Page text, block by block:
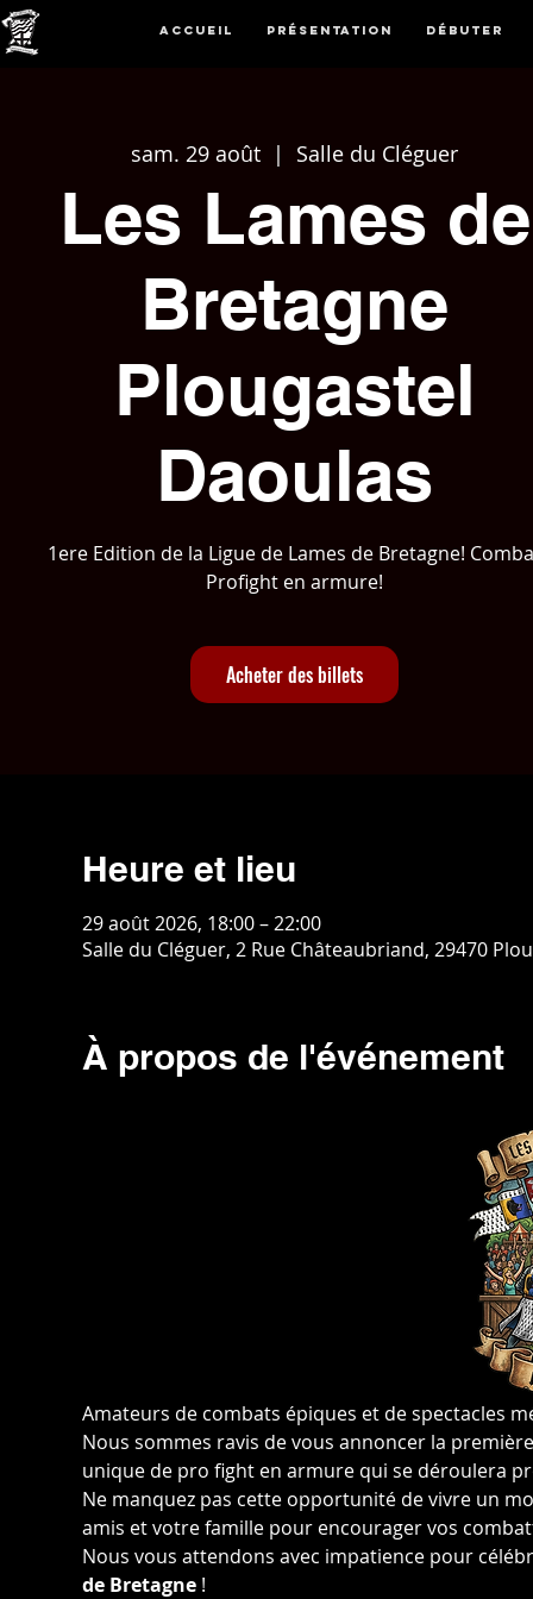
Accueil Présentation Débuter
sam. 29 août
  |
Salle du Cléguer
Les Lames de
Bretagne
Plougastel
Daoulas
1ere Edition de la Ligue de Lames de Bretagne!
Profight en armure!
Acheter des billets
Heure et lieu
29 août 2026, 18:00 – 22:00
Salle du Cléguer, 2 Rue Châteaubriand, 29470
À propos de l'événement
Amateurs de combats épiques et de spectacles
Nous sommes ravis de vous annoncer la
unique de pro fight en armure qui se déroulera
Ne manquez pas cette opportunité de vivre un
amis et votre famille pour encourager vos
Nous vous attendons avec impatience pour
de Bretagne !